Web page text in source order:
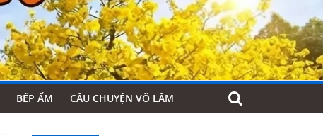
BẾP ẤM CÂU CHUYỆN VÕ LÂM